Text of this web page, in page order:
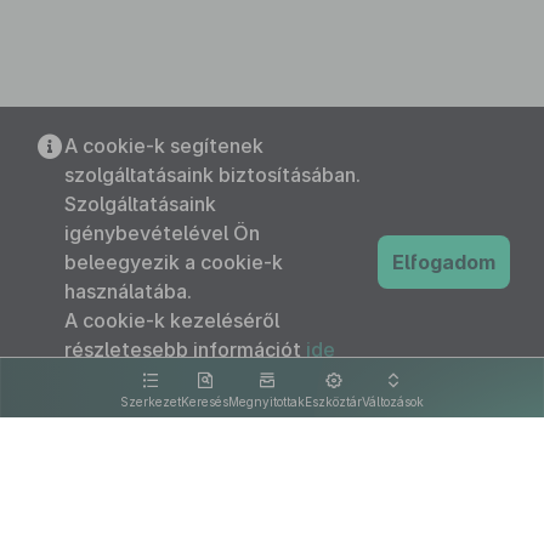
SzerkezetKeresésMegnyitottakEszköztárVáltozások
A cookie-k segítenek
szolgáltatásaink biztosításában.
Szolgáltatásaink
igénybevételével Ön
beleegyezik a cookie-k
használatába.
A cookie-k kezeléséről
részletesebb információt ide
kattintva olvashat.
Elfogadom